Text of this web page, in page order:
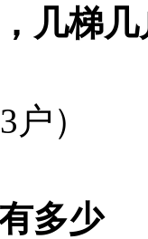
几梯几
）
多少